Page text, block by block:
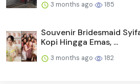
3 months ago 185
Souvenir Bridesmaid
Kopi Hingga Emas, ...
3 months ago 182